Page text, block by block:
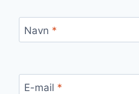
Navn *
E-mail *